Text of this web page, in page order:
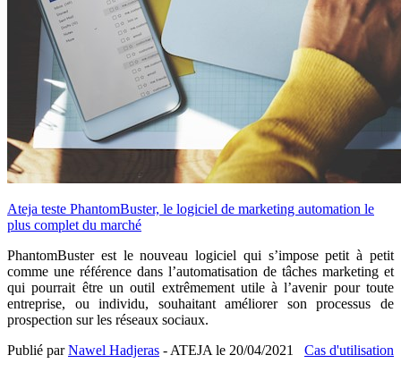
Ateja teste PhantomBuster, le logiciel de marketing automation le
plus complet du marché
PhantomBuster est le nouveau logiciel qui s’impose petit à petit
comme une référence dans l’automatisation de tâches marketing et
qui pourrait être un outil extrêmement utile à l’avenir pour toute
entreprise, ou individu, souhaitant améliorer son processus de
prospection sur les réseaux sociaux.
Cas d'utilisation
Publié parNawel Hadjeras - ATEJA le 20/04/2021